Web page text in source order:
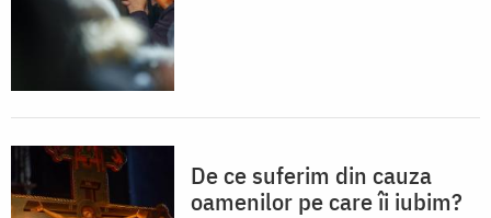
De ce suferim din cauza
oamenilor pe care îi iubim?